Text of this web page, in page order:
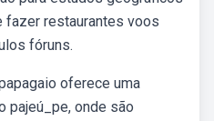
fazer restaurantes voos
fóruns.
oferece uma
pajeú_pe, onde são